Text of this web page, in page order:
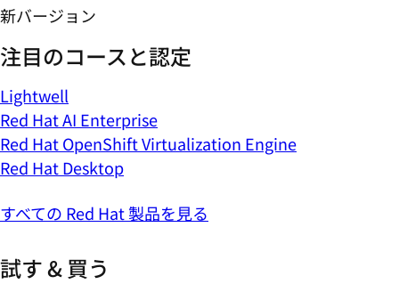
新バージョン
注目のコースと認定
Lightwell
Red Hat AI Enterprise
Red Hat OpenShift Virtualization Engine
Red Hat Desktop
すべての Red Hat 製品を見る
試す & 買う